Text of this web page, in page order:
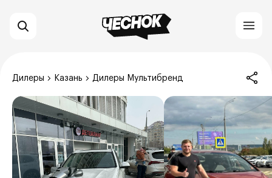
Дилеры Казань Дилеры Мультибренд